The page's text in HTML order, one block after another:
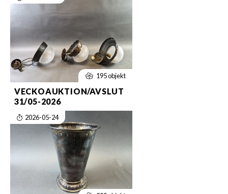
195 objekt
VECKOAUKTION/AVSLUT
31/05-2026
2026-05-24